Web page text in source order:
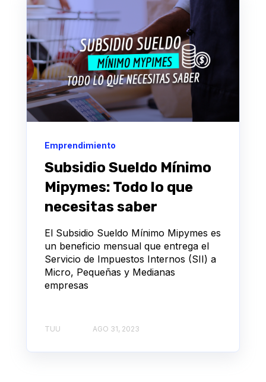
Emprendimiento
Subsidio Sueldo Mínimo
Mipymes: Todo lo que
necesitas saber
El Subsidio Sueldo Mínimo Mipymes es
un beneficio mensual que entrega el
Servicio de Impuestos Internos (SII) a
Micro, Pequeñas y Medianas
empresas
TUU AGO 31, 2023